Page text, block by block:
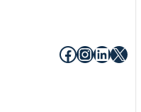
Facebook
X